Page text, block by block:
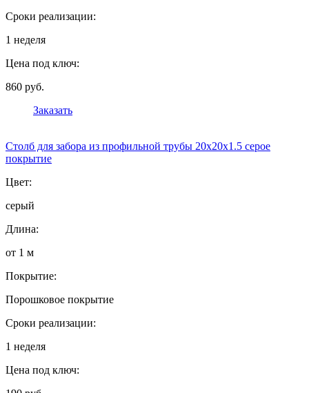
Сроки реализации:
1 неделя
Цена под ключ:
860 руб.
Заказать
Столб для забора из профильной трубы 20х20х1.5 серое
покрытие
Цвет:
серый
Длина:
от 1 м
Покрытие:
Порошковое покрытие
Сроки реализации:
1 неделя
Цена под ключ: